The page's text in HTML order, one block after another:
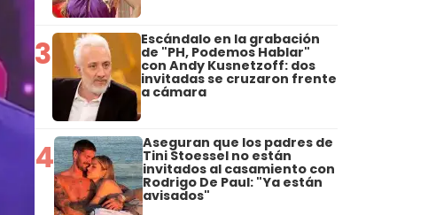
3 Escándalo en la grabación
de "PH, Podemos Hablar"
con Andy Kusnetzoff: dos
invitadas se cruzaron frente
a cámara
4 Aseguran que los padres de
Tini Stoessel no están
invitados al casamiento con
Rodrigo De Paul: "Ya están
avisados"